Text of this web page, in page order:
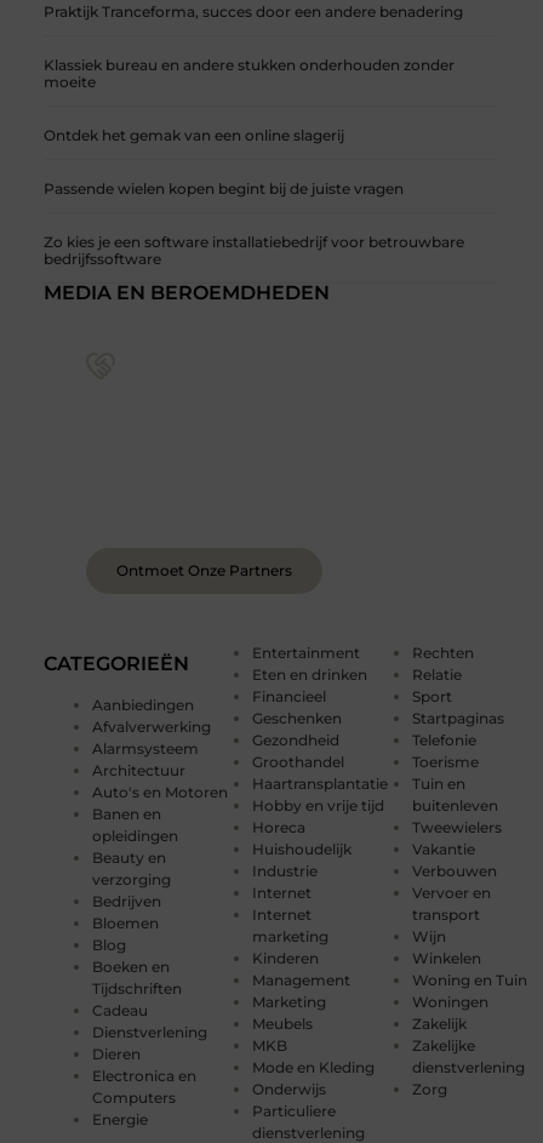
Praktijk Tranceforma, succes door een andere benadering
Klassiek bureau en andere stukken onderhouden zonder
moeite
Ontdek het gemak van een online slagerij
Passende wielen kopen begint bij de juiste vragen
Zo kies je een software installatiebedrijf voor betrouwbare
bedrijfssoftware
CATEGORIEËN
Aanbiedingen
Afvalverwerking
Alarmsysteem
Architectuur
Auto's en Motoren
Banen en
opleidingen
Beauty en
verzorging
Bedrijven
Bloemen
Blog
Boeken en
Tijdschriften
Cadeau
Dienstverlening
Dieren
Electronica en
Computers
Energie
Entertainment
Eten en drinken
Financieel
Geschenken
Gezondheid
Groothandel
Haartransplantatie
Hobby en vrije tijd
Horeca
Huishoudelijk
Industrie
Internet
Internet
marketing
Kinderen
Management
Marketing
Meubels
MKB
Mode en Kleding
Onderwijs
Particuliere
dienstverlening
Rechten
Relatie
Sport
Startpaginas
Telefonie
Toerisme
Tuin en
buitenleven
Tweewielers
Vakantie
Verbouwen
Vervoer en
transport
Wijn
Winkelen
Woning en Tuin
Woningen
Zakelijk
Zakelijke
dienstverlening
Zorg
MEDIA EN BEROEMDHEDEN
Ontmoet Onze Partners